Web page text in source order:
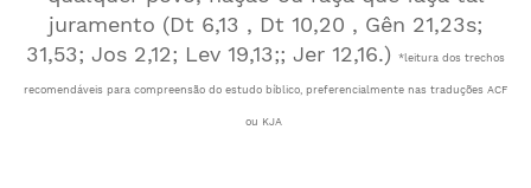
juramento (Dt 6,13 , Dt 10,20 , Gên 21,23s;
31,53; Jos 2,12; Lev 19,13;; Jer 12,16.) *leitura dos trechos
recomendáveis para compreensão do estudo bíblico, preferencialmente nas traduções ACF
ou KJA